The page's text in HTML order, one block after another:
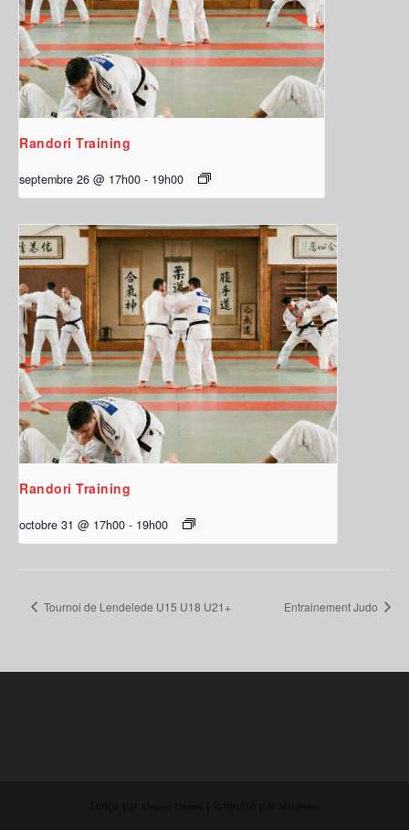
Randori Training
septembre 26 @ 17h00 - 19h00
Randori Training
octobre 31 @ 17h00 - 19h00
Tournoi de Lendelede U15 U18 U21+ Entrainement Judo